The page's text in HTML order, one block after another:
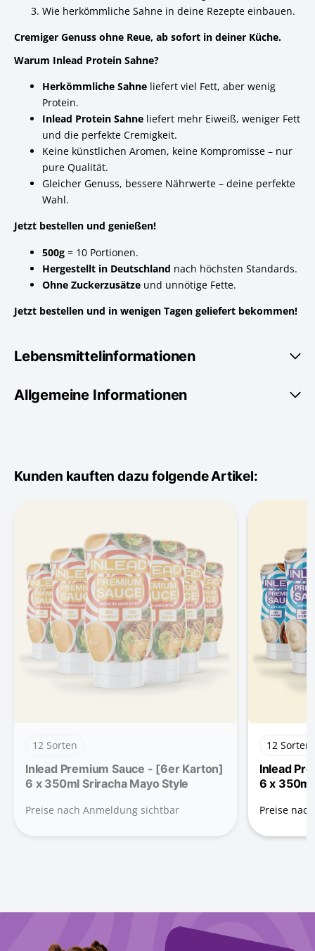
Wie herkömmliche Sahne in deine Rezepte einbauen.
Cremiger Genuss ohne Reue, ab sofort in deiner Küche.
Warum Inlead Protein Sahne?
Herkömmliche Sahne liefert viel Fett, aber wenig
Protein.
Inlead Protein Sahne liefert mehr Eiweiß, weniger Fett
und die perfekte Cremigkeit.
Keine künstlichen Aromen, keine Kompromisse – nur
pure Qualität.
Gleicher Genuss, bessere Nährwerte – deine perfekte
Wahl.
Jetzt bestellen und genießen!
500g = 10 Portionen.
Hergestellt in Deutschland nach höchsten Standards.
Ohne Zuckerzusätze und unnötige Fette.
Jetzt bestellen und in wenigen Tagen geliefert bekommen!
Lebensmittelinformationen
Allgemeine Informationen
Kunden kauften dazu folgende Artikel:
12 Sorten
Inlead Premium Sauce - [6er Karton]
6 x 350ml Sriracha Mayo Style
Preise nach Anmeldung sichtbar
12 Sorten
Inlead
6 x
Preise